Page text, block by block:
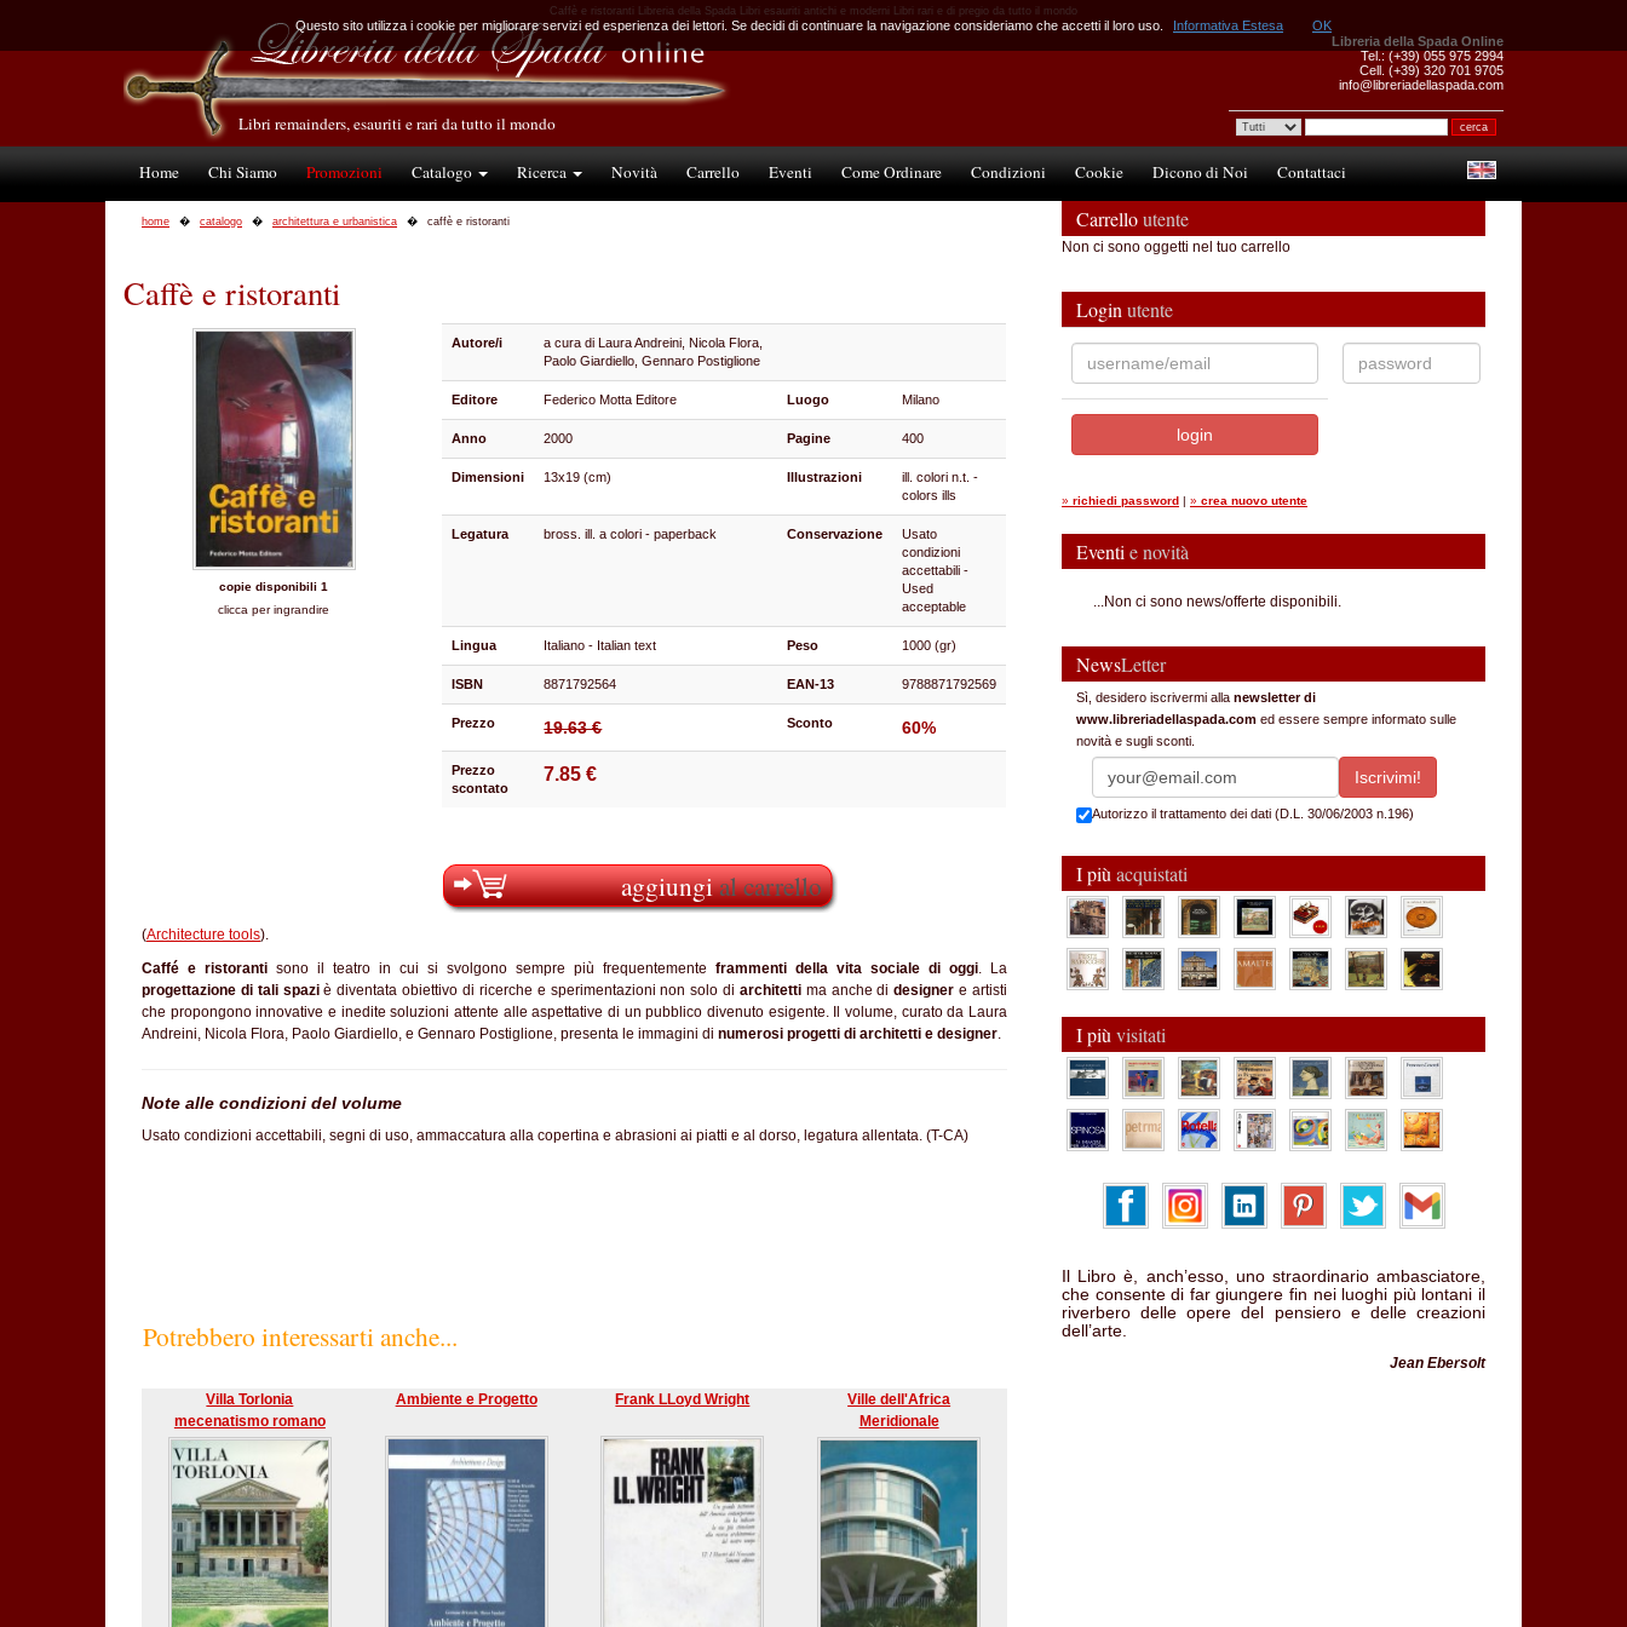
Caffè e ristoranti Libreria della Spada Libri esauriti antichi e moderni Libri rari e di pregio da tutto il mondo
Libreria della Spada Online
Tel.: (+39) 055 975 2994
Cell. (+39) 320 701 9705
info@libreriadellaspada.com
Libri remainders, esauriti e rari da tutto il mondo
Home Chi Siamo Promozioni Catalogo Ricerca Novità Carrello Eventi Come Ordinare Condizioni Cookie Dicono di Noi Contattaci
home catalogo architettura e urbanistica caffè e ristoranti
Caffè e ristoranti
copie disponibili 1
clicca per ingrandire
Autore/i
a cura di Laura Andreini, Nicola Flora,
Paolo Giardiello, Gennaro Postiglione
Editore Federico Motta Editore Luogo Milano
Anno 2000 Pagine 400
Dimensioni 13x19 (cm) Illustrazioni
ill. colori n.t. -
colors ills
Legatura bross. ill. a colori - paperback Conservazione
Usato
condizioni
accettabili -
Used
acceptable
Lingua Italiano - Italian text Peso 1000 (gr)
ISBN 8871792564 EAN-13 9788871792569
Prezzo 19.63 € Sconto 60%
Prezzo
scontato
7.85 €
aggiungial carrello
(Architecture tools).
Caffé e ristoranti sono il teatro in cui si svolgono sempre più frequentemente frammenti della vita sociale di oggi. La
progettazione di tali spaziè diventata obiettivo di ricerche e sperimentazioni non solo di architettima anche didesigner e artisti
che propongono innovative e inedite soluzioni attente alle aspettative di un pubblico divenuto esigente. Il volume, curato da Laura
Andreini, Nicola Flora, Paolo Giardiello, e Gennaro Postiglione, presenta le immagini di numerosi progetti di architetti e designer.
Note alle condizioni del volume
Usato condizioni accettabili, segni di uso, ammaccatura alla copertina e abrasioni ai piatti e al dorso, legatura allentata. (T-CA)
Potrebbero interessarti anche...
Villa Torlonia
mecenatismo romano
Ambiente e Progetto Frank LLoyd Wright
Ville dell'Africa
Meridionale
Carrelloutente
Non ci sono oggetti nel tuo carrello
Login utente
» richiedi password | » crea nuovo utente
Eventi e novità
...Non ci sono news/offerte disponibili.
NewsLetter
Sì, desidero iscrivermi alla newsletter di
www.libreriadellaspada.com ed essere sempre informato sulle
novità e sugli sconti.
Autorizzo il trattamento dei dati (D.L. 30/06/2003 n.196)
I più acquistati
I più visitati
Il Libro è, anch’esso, uno straordinario ambasciatore,
che consente di far giungere fin nei luoghi più lontani il
riverbero delle opere del pensiero e delle creazioni
dell’arte.
Jean Ebersolt
Questo sito utilizza i cookie per migliorare servizi ed esperienza dei lettori. Se decidi di continuare la navigazione consideriamo che accetti il loro uso. Informativa Estesa OK